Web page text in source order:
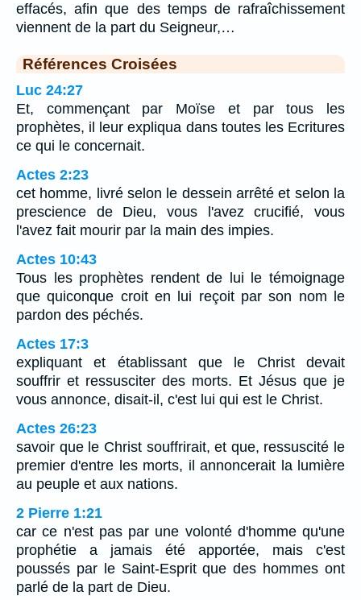
effacés, afin que des temps de rafraîchissement
viennent de la part du Seigneur,…
Références Croisées
Luc 24:27
Et, commençant par Moïse et par tous les
prophètes, il leur expliqua dans toutes les Ecritures
ce qui le concernait.
Actes 2:23
cet homme, livré selon le dessein arrêté et selon la
prescience de Dieu, vous l'avez crucifié, vous
l'avez fait mourir par la main des impies.
Actes 10:43
Tous les prophètes rendent de lui le témoignage
que quiconque croit en lui reçoit par son nom le
pardon des péchés.
Actes 17:3
expliquant et établissant que le Christ devait
souffrir et ressusciter des morts. Et Jésus que je
vous annonce, disait-il, c'est lui qui est le Christ.
Actes 26:23
savoir que le Christ souffrirait, et que, ressuscité le
premier d'entre les morts, il annoncerait la lumière
au peuple et aux nations.
2 Pierre 1:21
car ce n'est pas par une volonté d'homme qu'une
prophétie a jamais été apportée, mais c'est
poussés par le Saint-Esprit que des hommes ont
parlé de la part de Dieu.